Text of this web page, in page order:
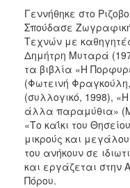
Γεννήθηκε στο
Σπούδασε
Τεχνών με
Δημήτρη Μυταρά
τα βιβλία «Η
(Φωτεινή
(συλλογικό, 1998),
άλλα παραμύθια»
«Το καΐκι του
μικρούς και
του ανήκουν σε
και εργάζεται στην
Πόρου.